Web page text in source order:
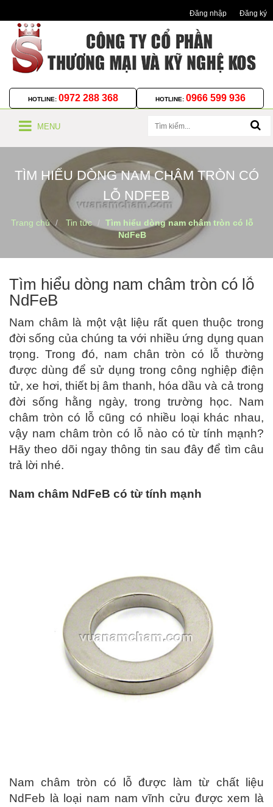
Đăng nhập Đăng ký
HOTLINE: 0972 288 368 HOTLINE: 0966 599 936
MENU
TÌM HIỂU DÒNG NAM CHÂM TRÒN CÓ
LỖ NDFEB
Trang chủ Tin tức
Tìm hiểu dòng nam châm tròn có lỗ
NdFeB
Tìm hiểu dòng nam châm tròn có lỗ
NdFeB
Nam châm là một vật liệu rất quen thuộc trong
đời sống của chúng ta với nhiều ứng dụng quan
trọng. Trong đó, nam chân tròn có lỗ thường
được dùng để sử dụng trong công nghiệp điện
tử, xe hơi, thiết bị âm thanh, hóa dầu và cả trong
đời sống hằng ngày, trong trường học. Nam
châm tròn có lỗ cũng có nhiều loại khác nhau,
vậy nam châm tròn có lỗ nào có từ tính mạnh?
Hãy theo dõi ngay thông tin sau đây để tìm câu
trả lời nhé.
Nam châm NdFeB có từ tính mạnh
Nam châm tròn có lỗ được làm từ chất liệu
NdFeb là loại nam nam vĩnh cửu được xem là